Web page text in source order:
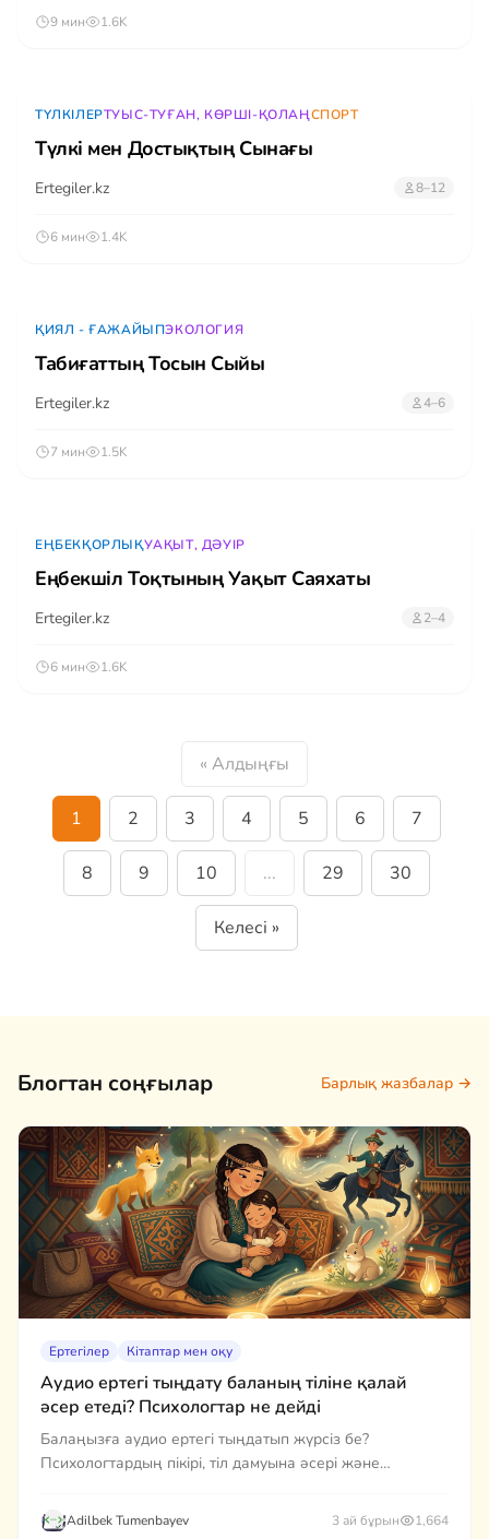
9 мин 1.6K
ТҮЛКІЛЕРТУЫС-ТУҒАН, КӨРШІ-ҚОЛАҢСПОРТ
Түлкі мен Достықтың Сынағы
Ertegiler.kz 8–12
6 мин 1.4K
ҚИЯЛ - ҒАЖАЙЫПЭКОЛОГИЯ
Табиғаттың Тосын Сыйы
Ertegiler.kz 4–6
7 мин 1.5K
ЕҢБЕКҚОРЛЫҚУАҚЫТ, ДӘУІР
Еңбекшіл Тоқтының Уақыт Саяхаты
Ertegiler.kz 2–4
6 мин 1.6K
« Алдыңғы
1 2 3 4 5 6 7
8 9 10 ... 29 30
Келесі »
Блогтан соңғылар Барлық жазбалар →
Ертегілер Кітаптар мен оқу
Аудио ертегі тыңдату баланың тіліне қалай
әсер етеді? Психологтар не дейді
Балаңызға аудио ертегі тыңдатып жүрсіз бе?
Психологтардың пікірі, тіл дамуына әсері және
Adilbek Tumenbayev 3 ай бұрын 1,664